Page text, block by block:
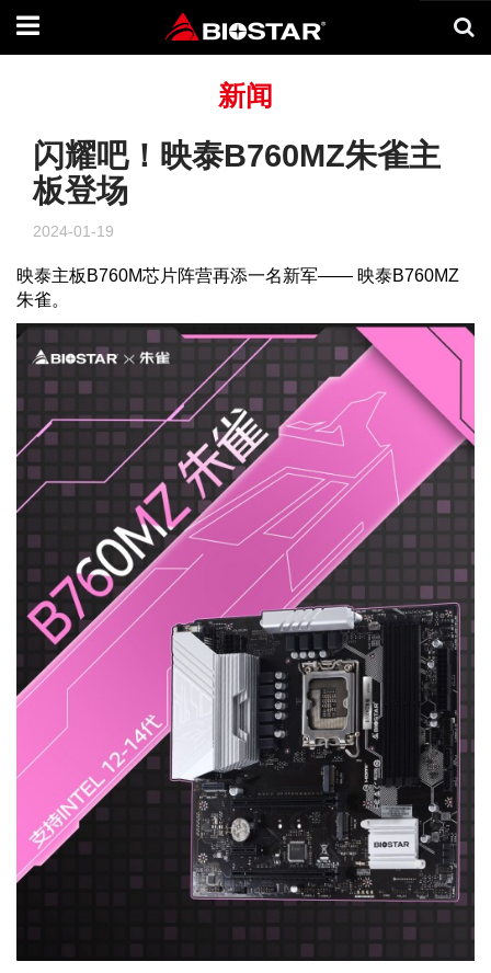
Toggle
新闻
闪耀吧！映泰B760MZ朱雀主
板登场
2024-01-19
映泰主板 B760M芯片阵营再添一名新军—— 映泰B760MZ
朱雀。